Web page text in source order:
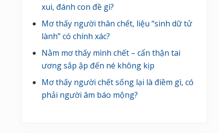
xui, đánh con đề gì?
Mơ thấy người thân chết, liệu “sinh dữ tử
lành” có chính xác?
Nằm mơ thấy mình chết – cẩn thận tai
ương sắp ập đến né không kịp
Mơ thấy người chết sống lại là điềm gì, có
phải người âm báo mộng?